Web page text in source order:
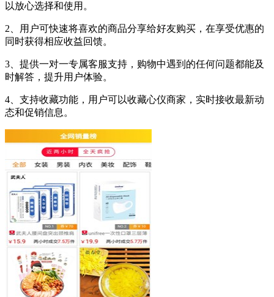
以放心选择和使用。
2、用户可快速将喜欢的商品分享给好友购买，在享受优惠的
同时获得相应收益回馈。
3、提供一对一专属客服支持，购物中遇到的任何问题都能及
时解答，提升用户体验。
4、支持收藏功能，用户可以收藏心仪商家，实时接收最新动
态和促销信息。